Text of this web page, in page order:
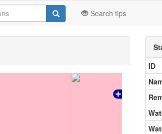
Search tips
ID